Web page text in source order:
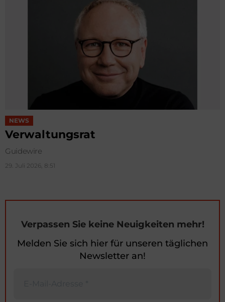
NEWS
Verwaltungsrat
Guidewire
29. Juli 2026, 8:51
Verpassen Sie keine Neuigkeiten mehr!
Melden Sie sich hier für unseren täglichen
Newsletter an!